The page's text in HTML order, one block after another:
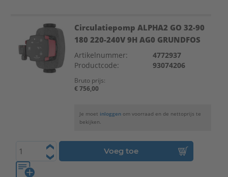
Circulatiepomp ALPHA2 GO 32-90
180 220-240V 9H AG0 GRUNDFOS
Artikelnummer:
4772937
Productcode:
93074206
Bruto prijs:
€ 756,00
Je moet inloggen om voorraad en de nettoprijs te
bekijken.
Voeg toe